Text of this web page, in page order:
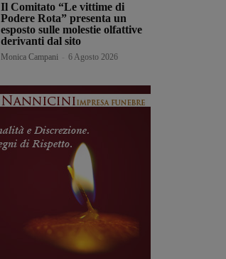
Il Comitato “Le vittime di
Podere Rota” presenta un
esposto sulle molestie olfattive
derivanti dal sito
Monica Campani 6 Agosto 2026